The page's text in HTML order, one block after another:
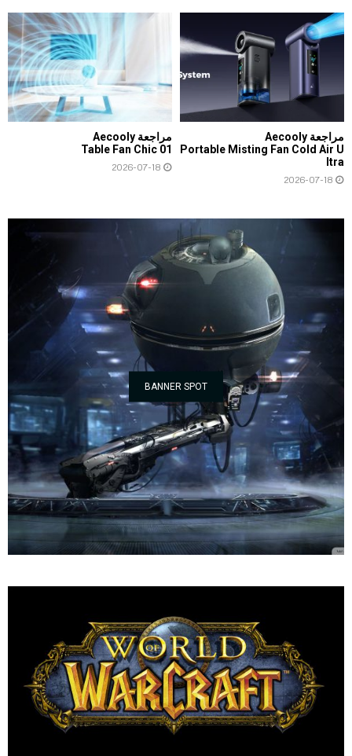
مراجعة Aecooly
Portable Misting Fan Cold Air U
ltra
2026-07-18
مراجعة Aecooly
Table Fan Chic 01
2026-07-18
BANNER SPOT